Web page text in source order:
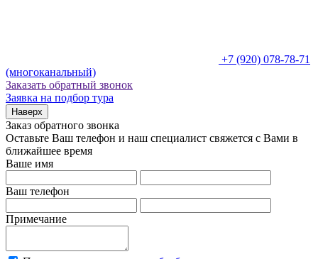
+7 (920) 078-78-71
(многоканальный)
Заказать обратный звонок
Заявка на подбор тура
Наверх
Заказ обратного звонка
Оставьте Ваш телефон и наш специалист свяжется с Вами в
ближайшее время
Ваше имя
Ваш телефон
Примечание